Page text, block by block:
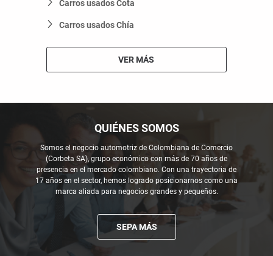
Carros usados Cota
Carros usados Chía
VER MÁS
QUIÉNES SOMOS
Somos el negocio automotriz de Colombiana de Comercio
(Corbeta SA), grupo económico con más de 70 años de
presencia en el mercado colombiano. Con una trayectoria de
17 años en el sector, hemos logrado posicionarnos como una
marca aliada para negocios grandes y pequeños.
SEPA MÁS